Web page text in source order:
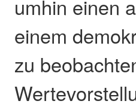
umhin einen
einem
zu